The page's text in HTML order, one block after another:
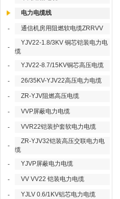
电力电缆线
- 通信机房用阻燃软电缆ZRRVV
-
YJV22-1.8/3KV 铜芯铠装电力电
缆
-
YJV22-8.7/15KV铜芯高压电缆
- 26/35KV-YJV22高压电力电缆
- ZR-YJV阻燃高压电缆
- VVP屏蔽电力电缆
- VVR22铠装护套软电力电缆
-
ZR-YJV32铠装高压交联电力电
缆
-
YJVP屏蔽电力电缆
- VV VV22 铠装电力电缆
- YJLV 0.6/1KV铝芯电力电缆